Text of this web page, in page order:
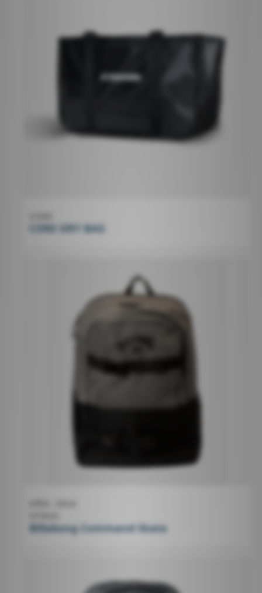
CORE DRY BAG
Billabong Command Skate